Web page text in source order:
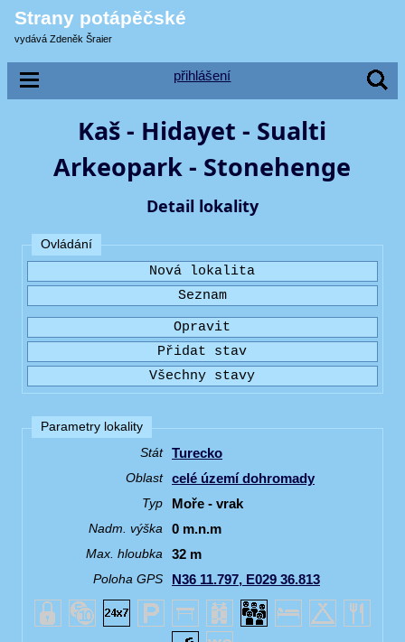
Strany potápěčské
vydává Zdeněk Šraier
přihlášení
Kaš - Hidayet - Sualti
Arkeopark - Stonehenge
Detail lokality
Ovládání
Parametry lokality
Stát
Turecko
Oblast celé území dohromady
Typ Moře - vrak
Nadm. výška 0 m.n.m
Max. hloubka 32 m
Poloha GPS N36 11.797, E029 36.813